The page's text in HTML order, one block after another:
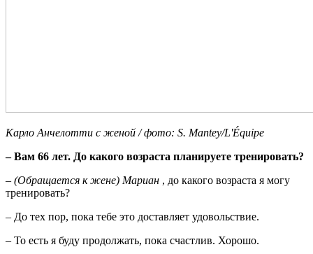
Карло Анчелотти с женой / фото: S. Mantey/L'Équipe
– Вам 66 лет. До какого возраста планируете тренировать?
– (Обращается к жене) Мариан , до какого возраста я могу
тренировать?
– До тех пор, пока тебе это доставляет удовольствие.
– То есть я буду продолжать, пока счастлив. Хорошо.